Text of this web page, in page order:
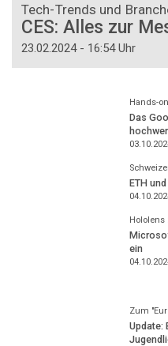
Tech-Trends und
CES: Alles zur
23.02.2024 - 16:54 Uhr
Hands-on
Das
ETH
Hololens
ein
Zum
Update: